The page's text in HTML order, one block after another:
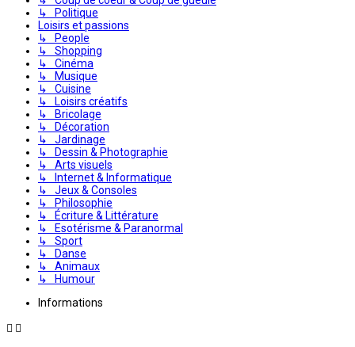
↳ Politique
Loisirs et passions
↳ People
↳ Shopping
↳ Cinéma
↳ Musique
↳ Cuisine
↳ Loisirs créatifs
↳ Bricolage
↳ Décoration
↳ Jardinage
↳ Dessin & Photographie
↳ Arts visuels
↳ Internet & Informatique
↳ Jeux & Consoles
↳ Philosophie
↳ Écriture & Littérature
↳ Esotérisme & Paranormal
↳ Sport
↳ Danse
↳ Animaux
↳ Humour
Informations